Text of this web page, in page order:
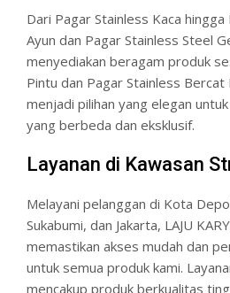
Dari Pagar Stainless Kaca
Ayun dan Pagar Stainless Steel
menyediakan beragam produk
Pintu dan Pagar Stainless Bercat
menjadi pilihan yang elegan
yang berbeda dan eksklusif.
Layanan di Kawasan
Melayani pelanggan di Kota
Sukabumi, dan Jakarta, LAJU
memastikan akses mudah dan
untuk semua produk kami.
mencakup produk berkualitas